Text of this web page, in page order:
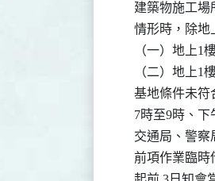
建築物施工
情形時，除
（一）地上
（二）地上
基地條件未
7時至9時、
交通局、警
前項作業臨